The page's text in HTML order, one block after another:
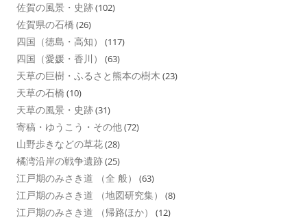
佐賀の風景・史跡(102)
佐賀県の石橋 (26)
四国（徳島・高知） (117)
四国（愛媛・香川） (63)
天草の巨樹・ふるさと熊本の樹木 (23)
天草の石橋 (10)
天草の風景・史跡(31)
寄稿・ゆうこう・その他(72)
山野歩きなどの草花(28)
橘湾沿岸の戦争遺跡(25)
江戸期のみさき道 （全 般） (63)
江戸期のみさき道 （地図研究集） (8)
江戸期のみさき道 （帰路ほか） (12)